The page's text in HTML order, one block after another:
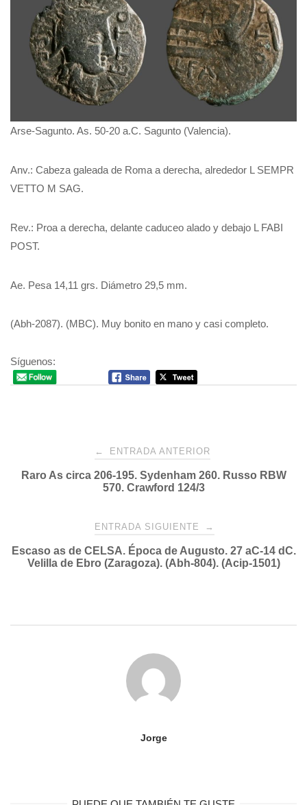
Arse-Sagunto. As. 50-20 a.C. Sagunto (Valencia).
Anv.: Cabeza galeada de Roma a derecha, alrededor L SEMPR
VETTO M SAG.
Rev.: Proa a derecha, delante caduceo alado y debajo L FABI
POST.
Ae. Pesa 14,11 grs. Diámetro 29,5 mm.
(Abh-2087). (MBC). Muy bonito en mano y casi completo.
Síguenos:
Navegación
de
← ENTRADA ANTERIOR
Raro As circa 206-195. Sydenham 260. Russo RBW
570. Crawford 124/3
ENTRADA SIGUIENTE →
Escaso as de CELSA. Época de Augusto. 27 aC-14 dC.
Velilla de Ebro (Zaragoza). (Abh-804). (Acip-1501)
Jorge